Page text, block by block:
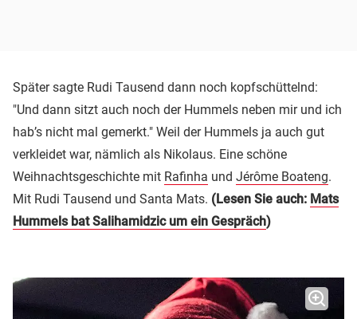
Später sagte Rudi Tausend dann noch kopfschüttelnd:
"Und dann sitzt auch noch der Hummels neben mir und ich
hab’s nicht mal gemerkt." Weil der Hummels ja auch gut
verkleidet war, nämlich als Nikolaus. Eine schöne
Weihnachtsgeschichte mit Rafinha und Jérôme Boateng.
Mit Rudi Tausend und Santa Mats. (Lesen Sie auch: Mats
Hummels bat Salihamidzic um ein Gespräch)